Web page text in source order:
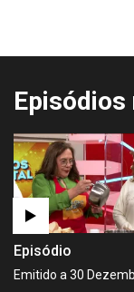
Episódios
Episódio
Emitido a 30